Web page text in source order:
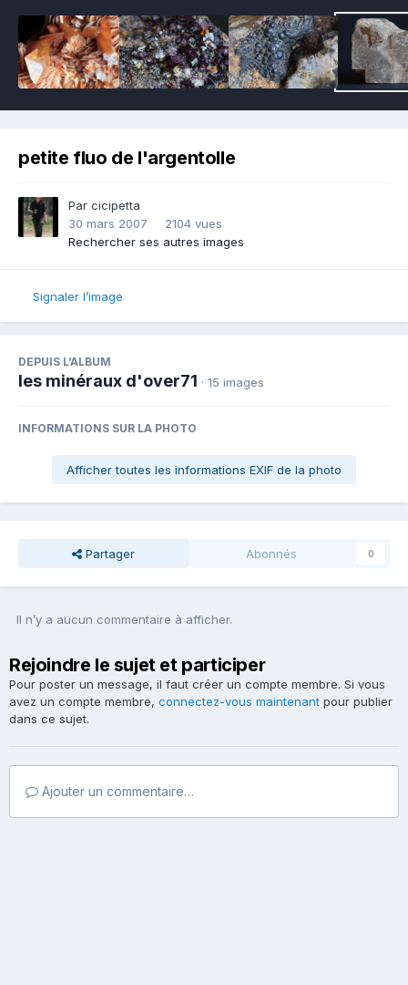
petite fluo de l'argentolle
Par cicipetta
30 mars 2007
2104 vues
Rechercher ses autres images
Signaler l’image
DEPUIS L’ALBUM
les minéraux d'over71 · 15 images
INFORMATIONS SUR LA PHOTO
Afficher toutes les informations EXIF de la photo
Partager Abonnés 0
Il n’y a aucun commentaire à afficher.
Rejoindre le sujet et participer
Pour poster un message, il faut créer un compte membre. Si vous
avez un compte membre, connectez-vous maintenant pour publier
dans ce sujet.
Ajouter un commentaire…